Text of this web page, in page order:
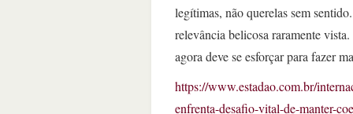
legítimas, não querelas sem
relevância belicosa raramente
agora deve se esforçar para fazer
https://www.estadao.com.br/
enfrenta-desafio-vital-de-manter-